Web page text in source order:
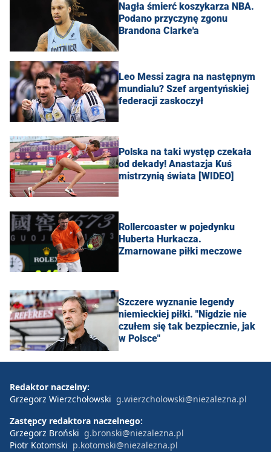
Nagła śmierć koszykarza NBA.
Podano przyczynę zgonu
Brandona Clarke'a
Leo Messi zagra na następnym
mundialu? Szef argentyńskiej
federacji zaskoczył
Polska na taki występ czekała
od dekady! Anastazja Kuś
mistrzynią świata [WIDEO]
Rollercoaster w pojedynku
Huberta Hurkacza.
Zmarnowane piłki meczowe
Szczere wyznanie legendy
niemieckiej piłki. "Nigdzie nie
czułem się tak bezpiecznie, jak
w Polsce"
Redaktor naczelny:
Grzegorz Wierzchołowski g.wierzcholowski@niezalezna.pl
Zastępcy redaktora naczelnego:
Grzegorz Broński g.bronski@niezalezna.pl
Piotr Kotomski p.kotomski@niezalezna.pl